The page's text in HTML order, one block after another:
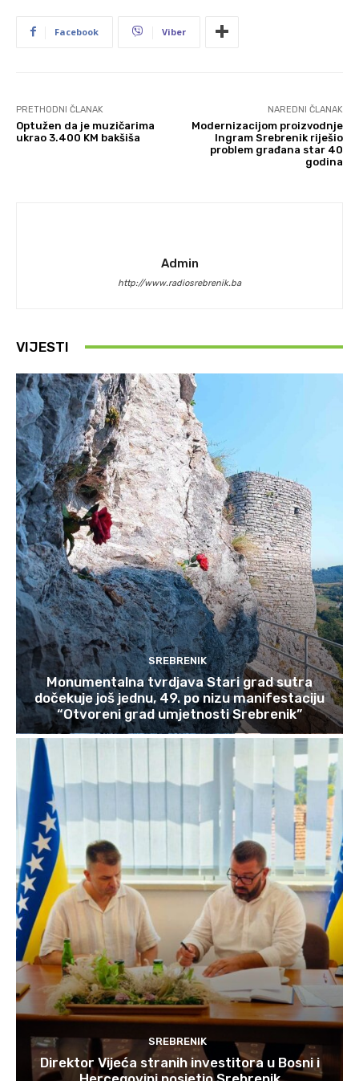
Facebook Viber
PRETHODNI ČLANAK
Optužen da je muzičarima
ukrao 3.400 KM bakšiša
NAREDNI ČLANAK
Modernizacijom proizvodnje
Ingram Srebrenik riješio
problem građana star 40
godina
Admin
http://www.radiosrebrenik.ba
VIJESTI
SREBRENIK
Monumentalna tvrdjava Stari grad sutra
dočekuje još jednu, 49. po nizu manifestaciju
“Otvoreni grad umjetnosti Srebrenik”
SREBRENIK
Direktor Vijeća stranih investitora u Bosni i